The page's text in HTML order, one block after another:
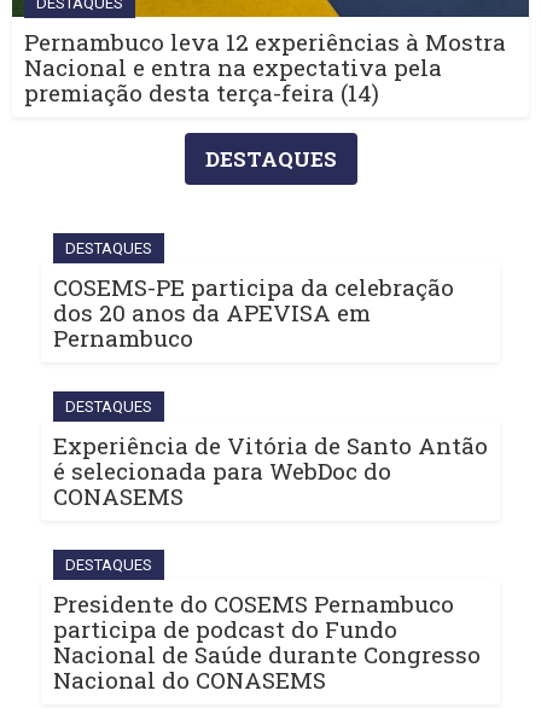
Pernambuco leva 12 experiências à Mostra
Nacional e entra na expectativa pela
premiação desta terça-feira (14)
DESTAQUES
DESTAQUES
COSEMS-PE participa da celebração
dos 20 anos da APEVISA em
Pernambuco
DESTAQUES
Experiência de Vitória de Santo Antão
é selecionada para WebDoc do
CONASEMS
DESTAQUES
Presidente do COSEMS Pernambuco
participa de podcast do Fundo
Nacional de Saúde durante Congresso
Nacional do CONASEMS